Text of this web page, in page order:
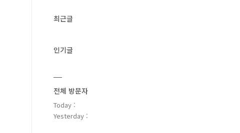
최근글
인기글
전체 방문자
Today :
Yesterday :